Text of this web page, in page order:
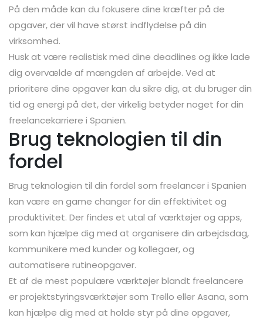
På den måde kan du fokusere dine kræfter på de
opgaver, der vil have størst indflydelse på din
virksomhed.
Husk at være realistisk med dine deadlines og ikke lade
dig overvælde af mængden af arbejde. Ved at
prioritere dine opgaver kan du sikre dig, at du bruger din
tid og energi på det, der virkelig betyder noget for din
freelancekarriere i Spanien.
Brug teknologien til din
fordel
Brug teknologien til din fordel som freelancer i Spanien
kan være en game changer for din effektivitet og
produktivitet. Der findes et utal af værktøjer og apps,
som kan hjælpe dig med at organisere din arbejdsdag,
kommunikere med kunder og kollegaer, og
automatisere rutineopgaver.
Et af de mest populære værktøjer blandt freelancere
er projektstyringsværktøjer som Trello eller Asana, som
kan hjælpe dig med at holde styr på dine opgaver,